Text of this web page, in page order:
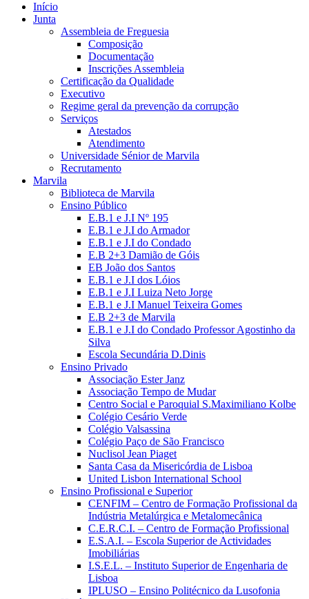
Início
Junta
Assembleia de Freguesia
Composição
Documentação
Inscrições Assembleia
Certificação da Qualidade
Executivo
Regime geral da prevenção da corrupção
Serviços
Atestados
Atendimento
Universidade Sénior de Marvila
Recrutamento
Marvila
Biblioteca de Marvila
Ensino Público
E.B.1 e J.I Nº 195
E.B.1 e J.I do Armador
E.B.1 e J.I do Condado
E.B 2+3 Damião de Góis
EB João dos Santos
E.B.1 e J.I dos Lóios
E.B.1 e J.I Luiza Neto Jorge
E.B.1 e J.I Manuel Teixeira Gomes
E.B 2+3 de Marvila
E.B.1 e J.I do Condado Professor Agostinho da
Silva
Escola Secundária D.Dinis
Ensino Privado
Associação Ester Janz
Associação Tempo de Mudar
Centro Social e Paroquial S.Maximiliano Kolbe
Colégio Cesário Verde
Colégio Valsassina
Colégio Paço de São Francisco
Nuclisol Jean Piaget
Santa Casa da Misericórdia de Lisboa
United Lisbon International School
Ensino Profissional e Superior
CENFIM – Centro de Formação Profissional da
Indústria Metalúrgica e Metalomecânica
C.E.R.C.I. – Centro de Formação Profissional
E.S.A.I. – Escola Superior de Actividades
Imobiliárias
I.S.E.L. – Instituto Superior de Engenharia de
Lisboa
IPLUSO – Ensino Politécnico da Lusofonia